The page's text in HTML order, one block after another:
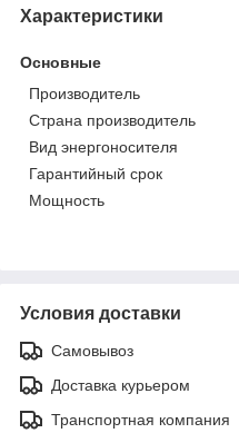
Характеристики
Основные
Производитель
Страна производитель
Вид энергоносителя
Гарантийный срок
Мощность
Условия доставки
Самовывоз
Доставка курьером
Транспортная компания